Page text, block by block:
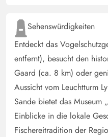
Sehenswürdigkeiten
Entdeckt das
entfernt), besucht den
Gaard (ca. 8 km) oder
Aussicht vom Leuchtturm
Sande bietet das Museum
Einblicke in die lokale
Fischereitradition der